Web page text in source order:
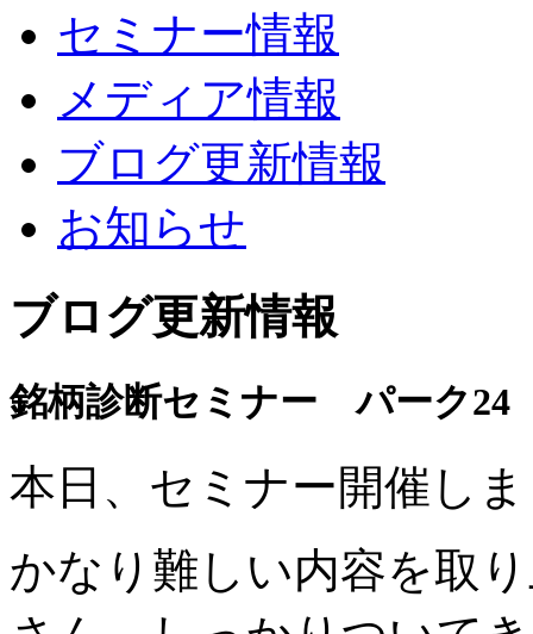
セミナー情報
メディア情報
ブログ更新情報
お知らせ
ブログ更新情報
銘柄診断セミナー パーク24
本日、セミナー開催し
かなり難しい内容を取